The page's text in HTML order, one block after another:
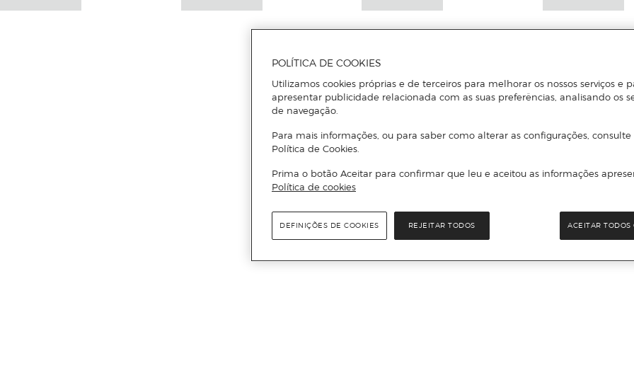
POLÍTICA DE COOKIES
Utilizamos cookies próprias e de terceiros para melhorar os nossos serviços e
apresentar publicidade relacionada com as suas preferências, analisando os
de navegação.
Para mais informações, ou para saber como alterar as configurações, consulte
Política de Cookies.
Prima o botão Aceitar para confirmar que leu e aceitou as informações
Política de cookies
REJEITAR TODOS ACEITAR TODOS
DEFINIÇÕES DE COOKIES